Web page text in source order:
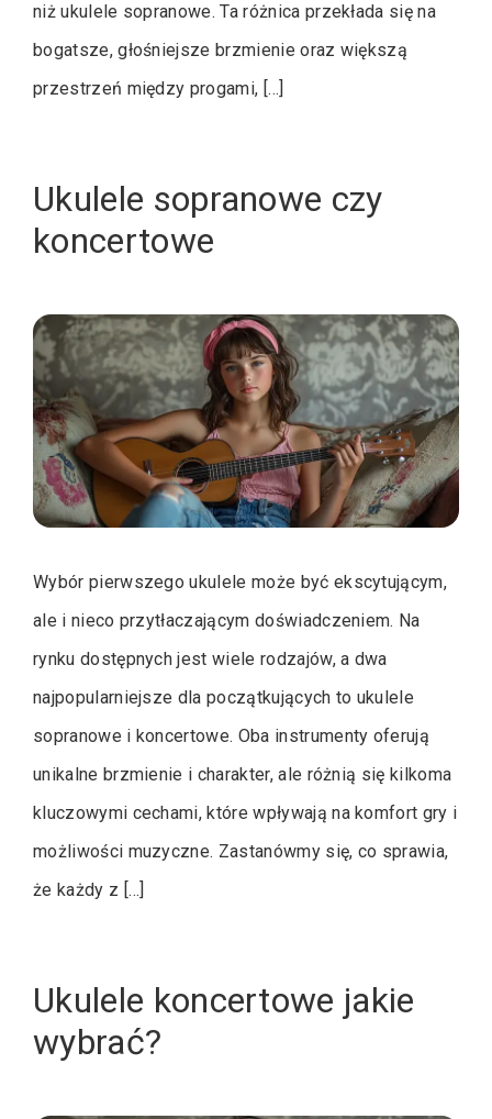
niż ukulele sopranowe. Ta różnica przekłada się na
bogatsze, głośniejsze brzmienie oraz większą
przestrzeń między progami, […]
Ukulele sopranowe czy
koncertowe
Wybór pierwszego ukulele może być ekscytującym,
ale i nieco przytłaczającym doświadczeniem. Na
rynku dostępnych jest wiele rodzajów, a dwa
najpopularniejsze dla początkujących to ukulele
sopranowe i koncertowe. Oba instrumenty oferują
unikalne brzmienie i charakter, ale różnią się kilkoma
kluczowymi cechami, które wpływają na komfort gry i
możliwości muzyczne. Zastanówmy się, co sprawia,
że każdy z […]
Ukulele koncertowe jakie
wybrać?